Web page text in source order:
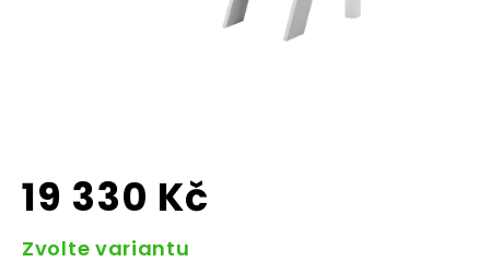
19 330 Kč
Měrná
cena:
Zvolte variantu